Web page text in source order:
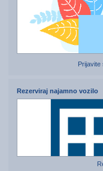
Rezerviraj najamno vozilo